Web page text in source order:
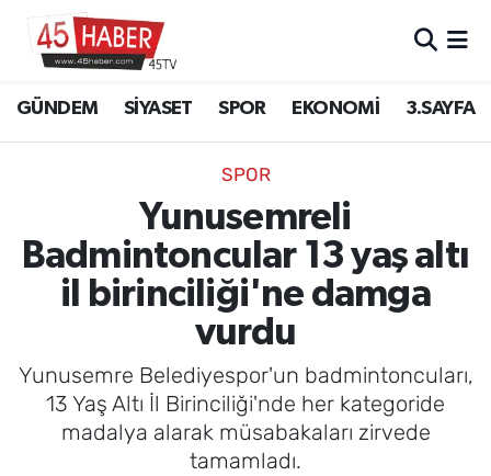
GÜNDEM SİYASET SPOR EKONOMİ 3.SAYFA
SPOR
Yunusemreli
Badmintoncular 13 yaş altı
il birinciliği'ne damga
vurdu
Yunusemre Belediyespor'un badmintoncuları,
13 Yaş Altı İl Birinciliği'nde her kategoride
madalya alarak müsabakaları zirvede
tamamladı.
SİYASET
EKONOMİ
3.SAYFA
SAĞLIK
Manisa Hava Durumu
Manisa Trafik Yoğunluk Haritası
Süper Lig Puan Durumu ve Fikstür
Tüm Manşetler
Son Dakika Haberleri